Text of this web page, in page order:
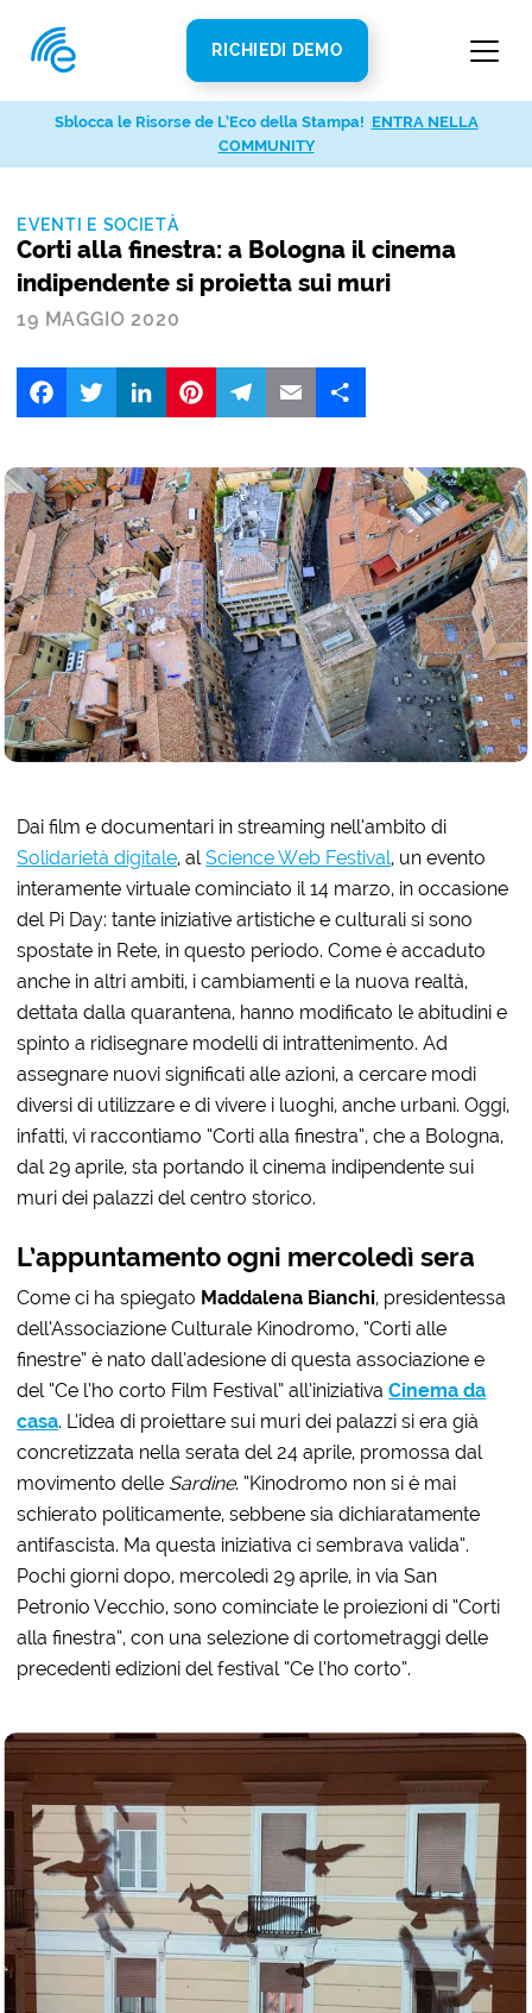
RICHIEDI DEMO
EVENTI E SOCIETÀ
Corti alla finestra: a Bologna il cinema
indipendente si proietta sui muri
19 MAGGIO 2020
FacebookTwitter LinkedIn
Dai film e documentari in streaming nell’ambito di
Solidarietà digitale, alScience Web Festival, un evento
interamente virtuale cominciato il 14 marzo, in occasione
del Pi Day: tante iniziative artistiche e culturali si sono
spostate in Rete, in questo periodo. Come è accaduto
anche in altri ambiti, i cambiamenti e la nuova realtà,
dettata dalla quarantena, hanno modificato le abitudini e
spinto a ridisegnare modelli di intrattenimento. Ad
assegnare nuovi significati alle azioni, a cercare modi
diversi di utilizzare e di vivere i luoghi, anche urbani. Oggi,
infatti, vi raccontiamo “Corti alla finestra”, che a Bologna,
dal 29 aprile, sta portando il cinema indipendente sui
muri dei palazzi del centro storico.
L’appuntamento ogni mercoledì sera
Come ci ha spiegato Maddalena Bianchi, presidentessa
dell’Associazione Culturale Kinodromo, “Corti alle
finestre” è nato dall’adesione di questa associazione e
del “Ce l’ho corto Film Festival” all’iniziativaCinema da
casa. L’idea di proiettare sui muri dei palazzi si era già
concretizzata nella serata del 24 aprile, promossa dal
movimento delle Sardine. “Kinodromo non si è mai
schierato politicamente, sebbene sia dichiaratamente
antifascista. Ma questa iniziativa ci sembrava valida”.
Pochi giorni dopo, mercoledì 29 aprile, in via San
Petronio Vecchio, sono cominciate le proiezioni di “Corti
alla finestra”, con una selezione di cortometraggi delle
precedenti edizioni del festival “Ce l’ho corto”.
Sblocca le Risorse de L’Eco della Stampa! ENTRA NELLA
COMMUNITY